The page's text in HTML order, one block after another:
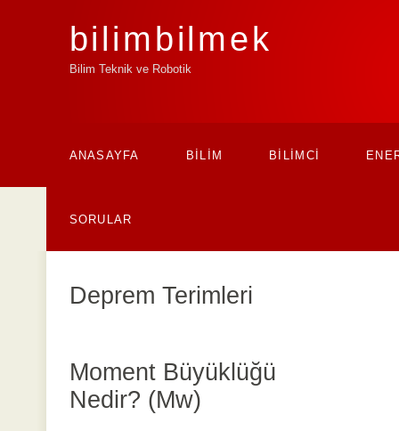
bilimbilmek
Bilim Teknik ve Robotik
ANASAYFA BİLİM BİLİMCİ
SORULAR
Deprem Terimleri
Moment Büyüklüğü
Nedir? (Mw)